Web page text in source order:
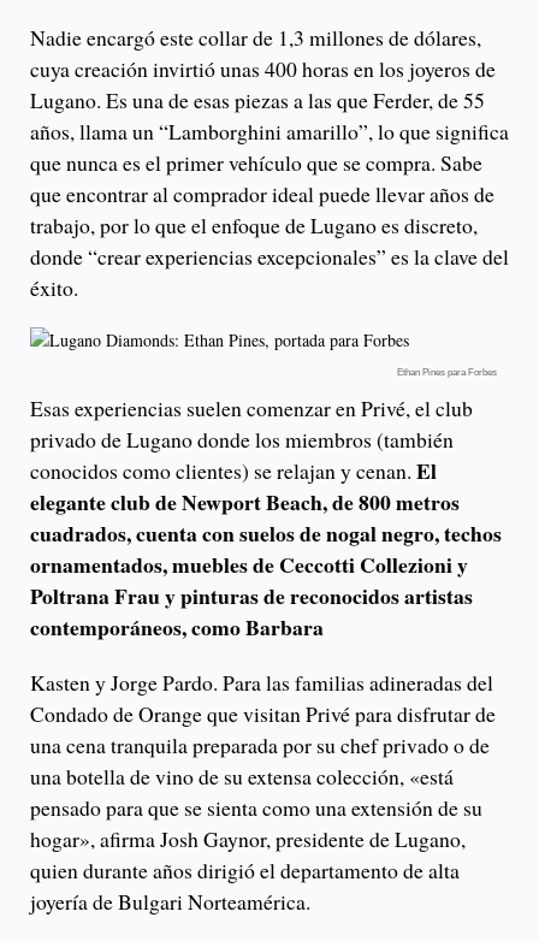
Nadie encargó este collar de 1,3 millones de dólares,
cuya creación invirtió unas 400 horas en los joyeros de
Lugano. Es una de esas piezas a las que Ferder, de 55
años, llama un “Lamborghini amarillo”, lo que significa
que nunca es el primer vehículo que se compra. Sabe
que encontrar al comprador ideal puede llevar años de
trabajo, por lo que el enfoque de Lugano es discreto,
donde “crear experiencias excepcionales” es la clave del
éxito.
Ethan Pines para Forbes
Esas experiencias suelen comenzar en Privé, el club
privado de Lugano donde los miembros (también
conocidos como clientes) se relajan y cenan. El
elegante club de Newport Beach, de 800 metros
cuadrados, cuenta con suelos de nogal negro, techos
ornamentados, muebles de Ceccotti Collezioni y
Poltrana Frau y pinturas de reconocidos artistas
contemporáneos, como Barbara
Kasten y Jorge Pardo. Para las familias adineradas del
Condado de Orange que visitan Privé para disfrutar de
una cena tranquila preparada por su chef privado o de
una botella de vino de su extensa colección, «está
pensado para que se sienta como una extensión de su
hogar», afirma Josh Gaynor, presidente de Lugano,
quien durante años dirigió el departamento de alta
joyería de Bulgari Norteamérica.